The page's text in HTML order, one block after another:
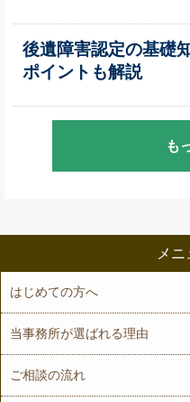
後遺障害認定の基礎
ポイントも解説
も
メニ
はじめての方へ
当事務所が選ばれる理由
ご相談の流れ